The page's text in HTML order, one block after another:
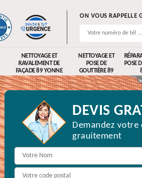
ON VOUS RAPPELLE
NETTOYAGE ET
RAVALEMENT DE
FAÇADE 89 YONNE
NETTOYAGE ET
POSE DE
GOUTTIÈRE 89
POSE
DEVIS
Demandez votre
grauitement